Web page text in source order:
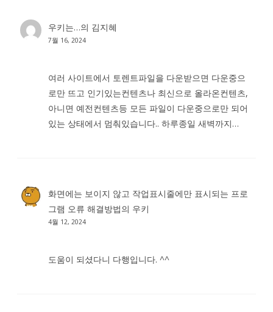
우키는…의 김지혜
7월 16, 2024
여러 사이트에서 토렌트파일을 다운받으면 다운중으
로만 뜨고 인기있는컨텐츠나 최신으로 올라온컨텐츠,
아니면 예전컨텐츠등 모든 파일이 다운중으로만 되어
있는 상태에서 멈춰있습니다.. 하루종일 새벽까지…
화면에는 보이지 않고 작업표시줄에만 표시되는 프로
그램 오류 해결방법의 우키
4월 12, 2024
도움이 되셨다니 다행입니다. ^^